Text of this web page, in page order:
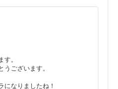
。
ございます。
になりましたね！